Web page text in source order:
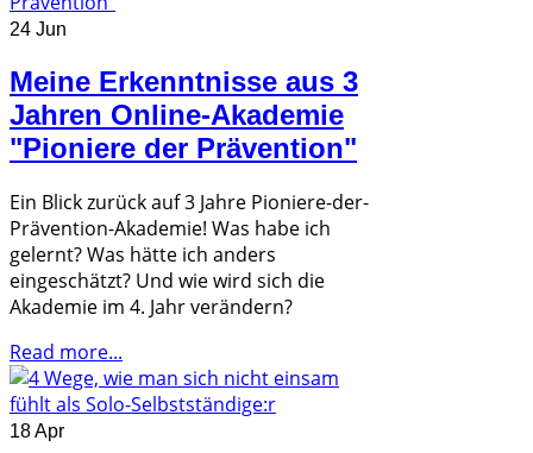
24 Jun
Meine Erkenntnisse aus 3
Jahren Online-Akademie
"Pioniere der Prävention"
Ein Blick zurück auf 3 Jahre Pioniere-der-
Prävention-Akademie! Was habe ich
gelernt? Was hätte ich anders
eingeschätzt? Und wie wird sich die
Akademie im 4. Jahr verändern?
Read more...
18 Apr